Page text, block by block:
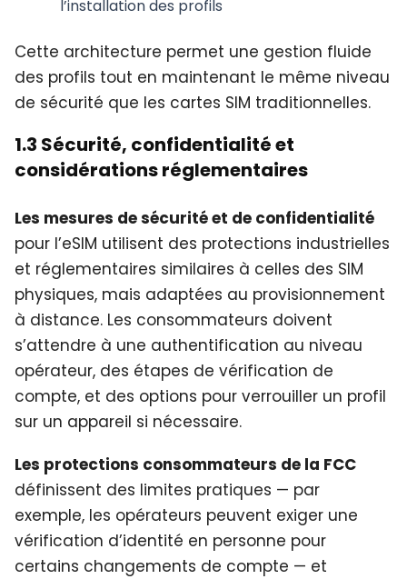
l’installation des profils
Cette architecture permet une gestion fluide
des profils tout en maintenant le même niveau
de sécurité que les cartes SIM traditionnelles.
1.3 Sécurité, confidentialité et
considérations réglementaires
Les mesures de sécurité et de confidentialité
pour l’eSIM utilisent des protections industrielles
et réglementaires similaires à celles des SIM
physiques, mais adaptées au provisionnement
à distance. Les consommateurs doivent
s’attendre à une authentification au niveau
opérateur, des étapes de vérification de
compte, et des options pour verrouiller un profil
sur un appareil si nécessaire.
Les protections consommateurs de la FCC
définissent des limites pratiques — par
exemple, les opérateurs peuvent exiger une
vérification d’identité en personne pour
certains changements de compte — et